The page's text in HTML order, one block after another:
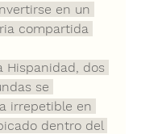
en un
compartida
Hispanidad, dos
se
irrepetible en
dentro del